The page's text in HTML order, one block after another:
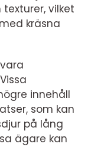
vilket
kräsna
innehåll
som kan
på lång
ägare kan